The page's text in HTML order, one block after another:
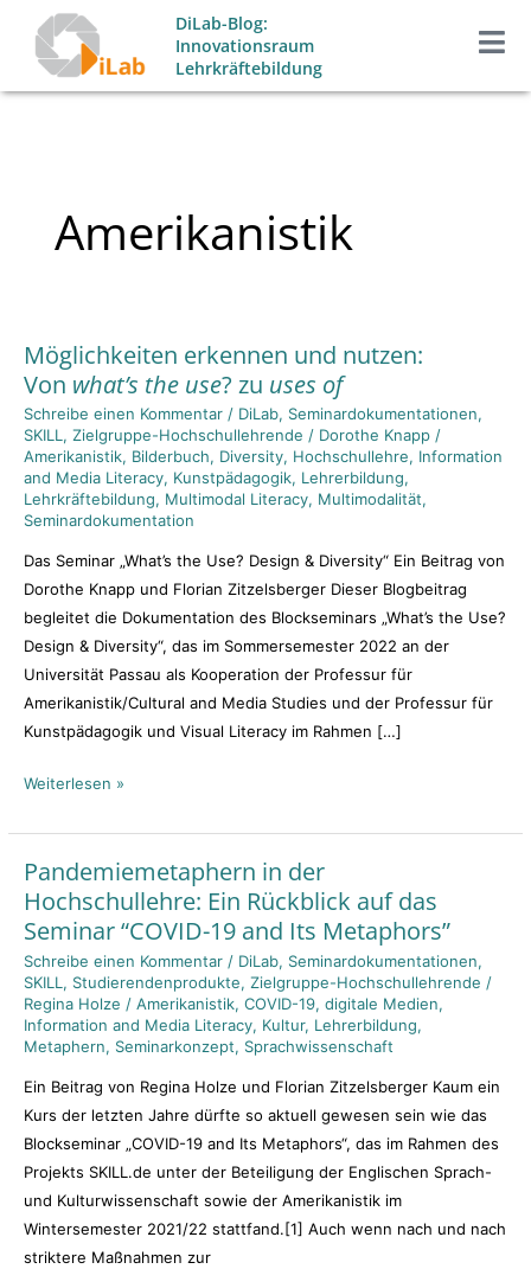
Inhalt
springen
DiLab-Blog:
Innovationsraum
Lehrkräftebildung
Amerikanistik
Möglichkeiten erkennen und nutzen:
Von what’s the use? zu uses of
Schreibe einen Kommentar / DiLab, Seminardokumentationen,
SKILL,Zielgruppe-Hochschullehrende / Dorothe Knapp/
Amerikanistik, Bilderbuch, Diversity, Hochschullehre, Information
and Media Literacy, Kunstpädagogik, Lehrerbildung,
Lehrkräftebildung, Multimodal Literacy, Multimodalität,
Seminardokumentation
Das Seminar „What’s the Use? Design & Diversity“ Ein Beitrag von
Dorothe Knapp und Florian Zitzelsberger Dieser Blogbeitrag
begleitet die Dokumentation des Blockseminars „What’s the Use?
Design & Diversity“, das im Sommersemester 2022 an der
Universität Passau als Kooperation der Professur für
Amerikanistik/Cultural and Media Studies und der Professur für
Kunstpädagogik und Visual Literacy im Rahmen […]
Möglichkeiten
erkennen
und
nutzen:
Vonwhat’s
the
use? zuuses
of
Weiterlesen »
Pandemiemetaphern in der
Hochschullehre: Ein Rückblick auf das
Seminar “COVID-19 and Its Metaphors”
Schreibe einen Kommentar / DiLab, Seminardokumentationen,
SKILL , Studierendenprodukte,Zielgruppe-Hochschullehrende /
Regina Holze /Amerikanistik,COVID-19,digitale Medien,
Information and Media Literacy, Kultur, Lehrerbildung,
Metaphern, Seminarkonzept, Sprachwissenschaft
Ein Beitrag von Regina Holze und Florian Zitzelsberger Kaum ein
Kurs der letzten Jahre dürfte so aktuell gewesen sein wie das
Blockseminar „COVID-19 and Its Metaphors“, das im Rahmen des
Projekts SKILL.de unter der Beteiligung der Englischen Sprach-
und Kulturwissenschaft sowie der Amerikanistik im
Wintersemester 2021/22 stattfand.[1] Auch wenn nach und nach
striktere Maßnahmen zur
Pandemiemetaphern
in
der
Hochschullehre:
Ein
Rückblick
auf
Seminar
“COVID-
19
and
Its
Metaphors”